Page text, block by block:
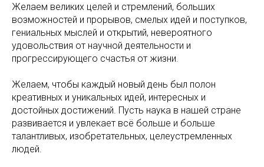
Желаем великих целей и стремлений, больших
возможностей и прорывов, смелых идей и поступков,
гениальных мыслей и открытий, невероятного
удовольствия от научной деятельности и
прогрессирующего счастья от жизни.
Желаем, чтобы каждый новый день был полон
креативных и уникальных идей, интересных и
достойных достижений. Пусть наука в нашей стране
развивается и увлекает всё больше и больше
талантливых, изобретательных, целеустремленных
людей.